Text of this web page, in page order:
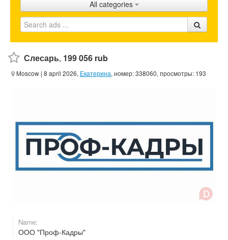
Promotion
FAQ
Blog
All categories
Слесарь, 199 056 rub
Moscow | 8 april 2026, Екатерина, номер: 338060, просмотры: 193
Name:
ООО "Проф-Кадры"